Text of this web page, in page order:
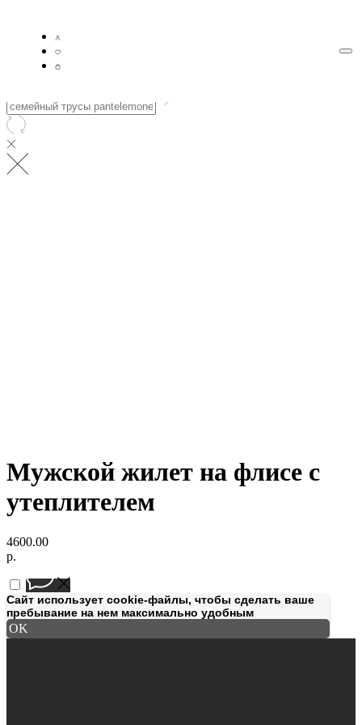
Мужской жилет на флисе с
утеплителем
4600.00
р.
Сайт использует cookie-файлы, чтобы сделать ваше
пребывание на нем максимально удобным
OK